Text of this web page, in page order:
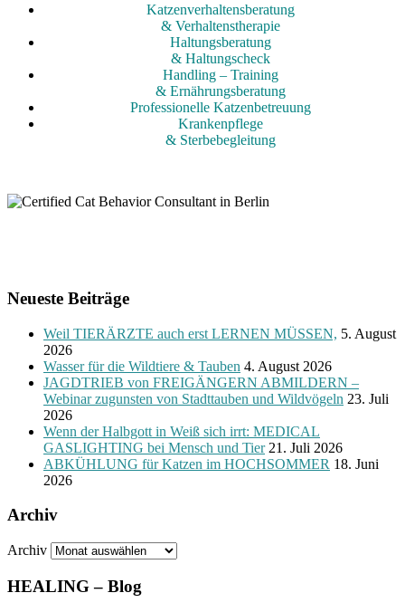
Katzenverhaltensberatung
& Verhaltenstherapie
Haltungsberatung
& Haltungscheck
Handling – Training
& Ernährungsberatung
Professionelle Katzenbetreuung
Krankenpflege
& Sterbebegleitung
Neueste Beiträge
Weil TIERÄRZTE auch erst LERNEN MÜSSEN, 5. August
2026
Wasser für die Wildtiere & Tauben 4. August 2026
JAGDTRIEB von FREIGÄNGERN ABMILDERN –
Webinar zugunsten von Stadttauben und Wildvögeln 23. Juli
2026
Wenn der Halbgott in Weiß sich irrt: MEDICAL
GASLIGHTING bei Mensch und Tier 21. Juli 2026
ABKÜHLUNG für Katzen im HOCHSOMMER 18. Juni
2026
Archiv
Archiv
HEALING – Blog